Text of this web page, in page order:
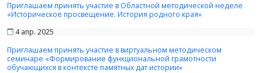
Приглашаем принять участие в Областной методической неделе
«Историческое просвещение. История родного края»
4 апр. 2025
Приглашаем принять участие в виртуальном методическом
семинаре «Формирование функциональной грамотности
обучающихся в контексте памятных дат истории»